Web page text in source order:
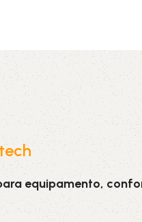
ZX
equipamento,